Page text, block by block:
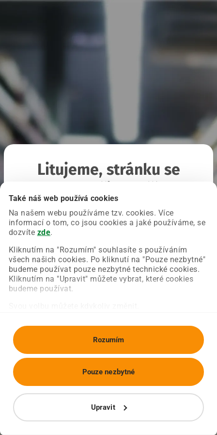
Také náš web používá cookies
Na našem webu používáme tzv. cookies. Více
informací o tom, co jsou cookies a jaké používáme, se
dozvíte zde.
Kliknutím na "Rozumím" souhlasíte s používáním
všech našich cookies. Po kliknutí na "Pouze nezbytné"
budeme používat pouze nezbytné technické cookies.
Kliknutím na "Upravit" můžete vybrat, které cookies
budeme používat.
Rozumím
Upravit
Pouze nezbytné
Litujeme, stránku se
Chyba nastala na naší straně a už ji opravujeme.
Zkuste prosím znovu načíst požadovanou stránku.
Obnovit stránku Úvodní strana